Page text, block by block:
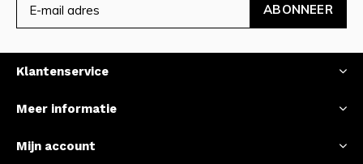
ABONNEER
Klantenservice
Meer informatie
Mijn account